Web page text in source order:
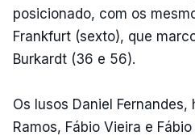
posicionado, com os
Frankfurt (sexto), que
Burkardt (36 e 56).
Os lusos Daniel
Ramos, Fábio Vieira e